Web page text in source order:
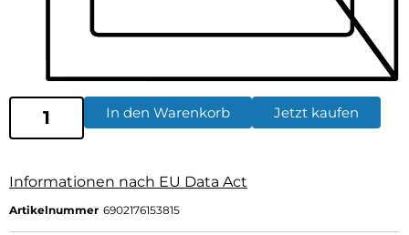
In den Warenkorb Jetzt kaufen
Informationen nach EU Data Act
Artikelnummer 6902176153815